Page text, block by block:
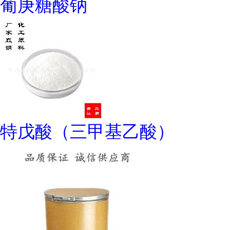
葡庚糖酸钠
特戊酸（三甲基乙酸）